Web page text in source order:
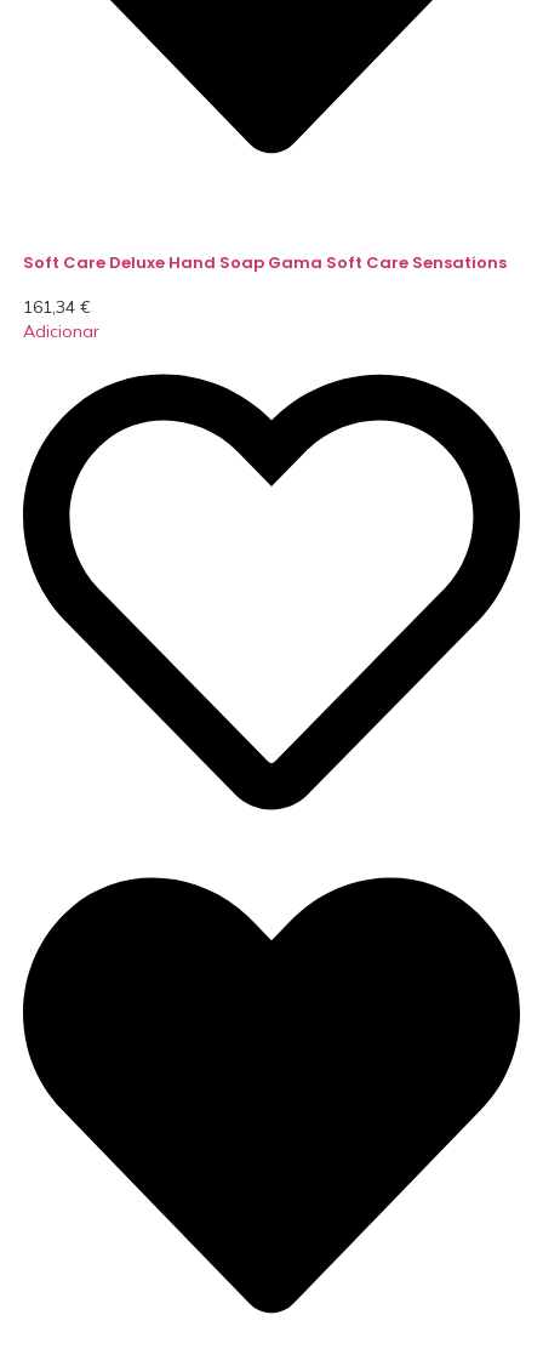
Soft Care Deluxe Hand Soap Gama Soft Care Sensations
161,34 €
Adicionar